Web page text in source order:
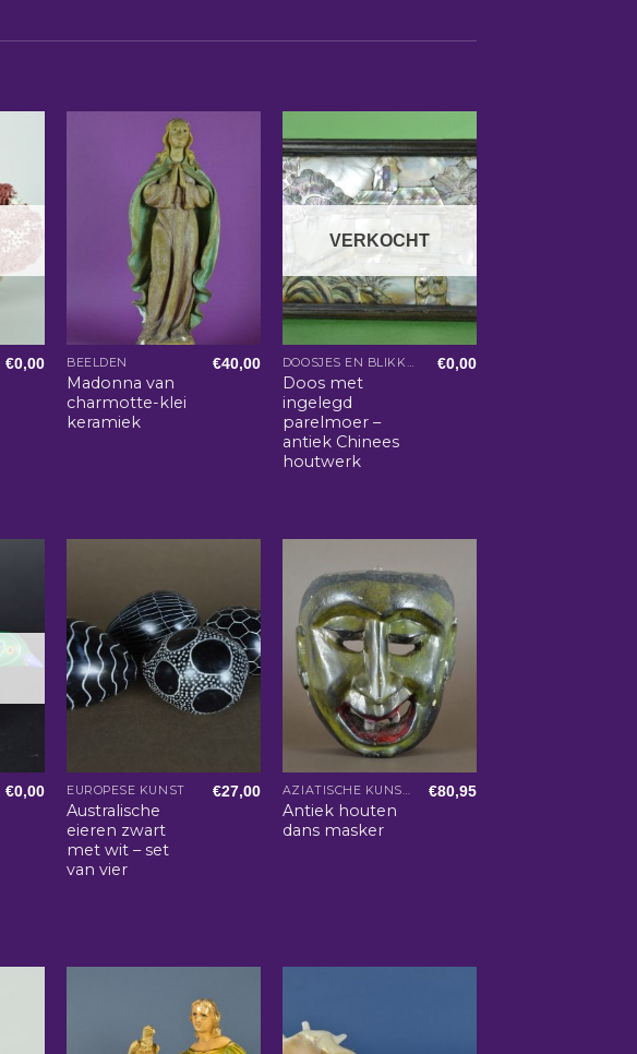
€0,00 BEELDEN
Madonna van
charmotte-klei
keramiek
€40,00
VERKOCHT
DOOSJES EN BLIKKEN
Doos met
ingelegd
parelmoer –
antiek Chinees
houtwerk
€0,00
€0,00 EUROPESE KUNST
Australische
eieren zwart
met wit – set
van vier
€27,00 AZIATISCHE KUNST EN WOONACCESSOIRES
Antiek houten
dans masker
€80,95